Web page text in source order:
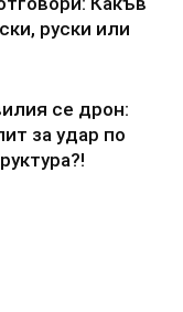
руски или
се дрон:
за удар по